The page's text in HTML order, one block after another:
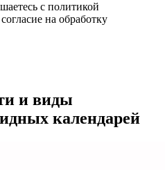
с политикой
на обработку
и виды
календарей